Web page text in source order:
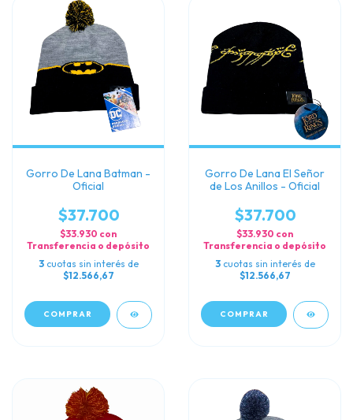
Gorro De Lana Batman -
Oficial
$37.700
$33.930 con
Transferencia o depósito
3 cuotas sin interés de
$12.566,67
Gorro De Lana El Señor
de Los Anillos - Oficial
$37.700
$33.930 con
Transferencia o depósito
3 cuotas sin interés de
$12.566,67